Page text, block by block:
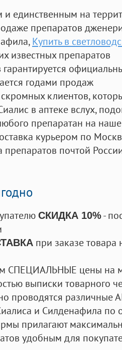
единственным на
препаратов
, Купить в
известных препаратов
гарантируется
годами продаж
клиентов,
в аптеке вслух,
препаратан на
курьером по
почтой
СКИДКА 10%-
при заказе
СПЕЦИАЛЬНЫЕ цены на
выписки товарного
проводятся
и Силденафила по
прилагают
удобным для